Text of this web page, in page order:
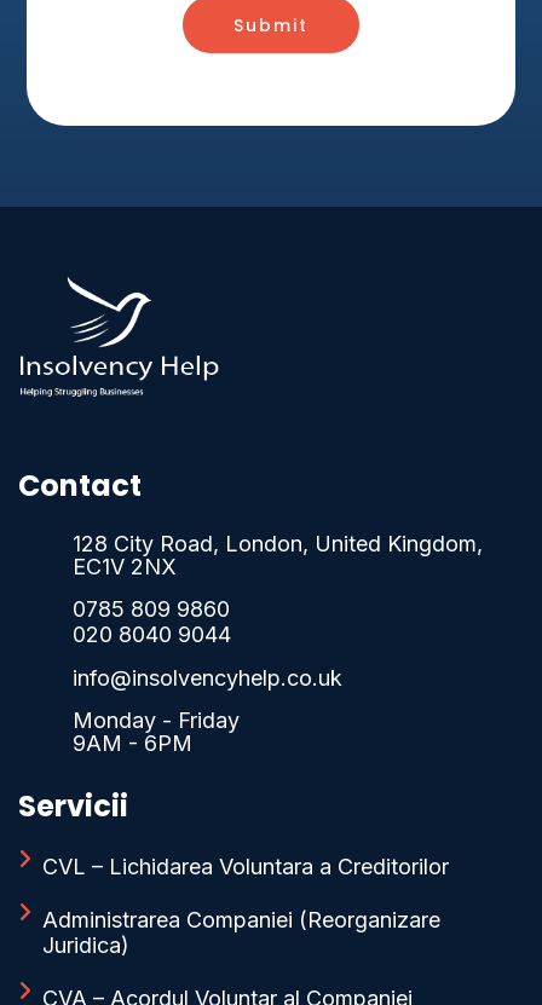
Submit
Contact
128 City Road, London, United Kingdom,
EC1V 2NX
0785 809 9860
020 8040 9044
info@insolvencyhelp.co.uk
Monday - Friday
9AM - 6PM
Servicii
CVL – Lichidarea Voluntara a Creditorilor
Administrarea Companiei (Reorganizare
Juridica)
CVA – Acordul Voluntar al Companiei